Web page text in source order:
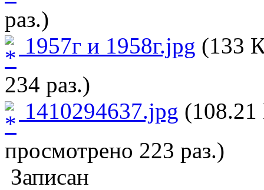
раз.)
1957г и 1958г.jpg (133
234 раз.)
1410294637.jpg
просмотрено 223 раз.)
Записан